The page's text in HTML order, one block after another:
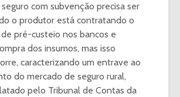
seguro com subvenção precisa ser
o produtor está contratando o
pré-custeio nos bancos e
dos insumos, mas isso
caracterizando um entrave ao
do mercado de seguro rural,
pelo Tribunal de Contas da